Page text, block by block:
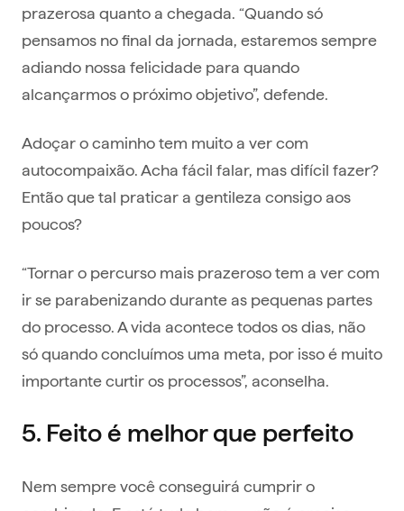
prazerosa quanto a chegada. “Quando só
pensamos no final da jornada, estaremos sempre
adiando nossa felicidade para quando
alcançarmos o próximo objetivo”, defende.
Adoçar o caminho tem muito a ver com
autocompaixão. Acha fácil falar, mas difícil fazer?
Então que tal praticar a gentileza consigo aos
poucos?
“Tornar o percurso mais prazeroso tem a ver com
ir se parabenizando durante as pequenas partes
do processo. A vida acontece todos os dias, não
só quando concluímos uma meta, por isso é muito
importante curtir os processos”, aconselha.
5. Feito é melhor que perfeito
Nem sempre você conseguirá cumprir o